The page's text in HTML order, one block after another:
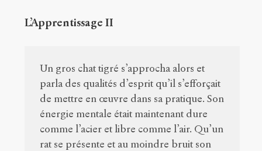
L’Apprentissage II
Un gros chat tigré s’approcha alors et
parla des qualités d’esprit qu’il s’efforçait
de mettre en œuvre dans sa pratique. Son
énergie mentale était maintenant dure
comme l’acier et libre comme l’air. Qu’un
rat se présente et au moindre bruit son